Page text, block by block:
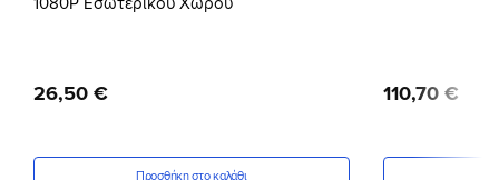
26,50 €
Προσθήκη στο καλάθι
110,70 €